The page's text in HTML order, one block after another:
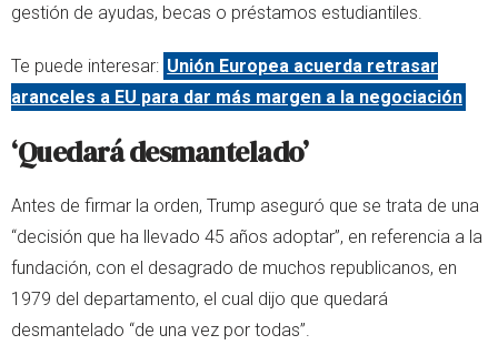
gestión de ayudas, becas o préstamos estudiantiles.
Te puede interesar: Unión Europea acuerda retrasar
aranceles a EU para dar más margen a la negociación
‘Quedará desmantelado’
Antes de firmar la orden, Trump aseguró que se trata de una
“decisión que ha llevado 45 años adoptar”, en referencia a la
fundación, con el desagrado de muchos republicanos, en
1979 del departamento, el cual dijo que quedará
desmantelado “de una vez por todas”.